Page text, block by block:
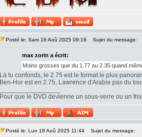
Posté le: Sam 16 Aoû 2025 09:16 Sujet du message:
max zorin a écrit:
Moins grosses que du 1.77 au 2.35 quand
Là tu confonds, le 2.75 est le format le plus
Ben-Hur est en 2.75, Lawrence d'Arabie pas du
Pour que le DVD devienne un sous-verre ou un
Posté le: Lun 18 Aoû 2025 11:44 Sujet du message: